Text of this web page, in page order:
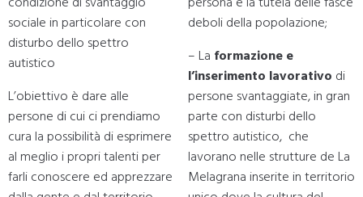
sociale in particolare con
disturbo dello spettro
autistico
L’obiettivo è dare alle
persone di cui ci prendiamo
cura la possibilità di esprimere
al meglio i propri talenti per
farli conoscere ed apprezzare
deboli della popolazione;
– La formazione e
l’inserimento lavorativo di
persone svantaggiate, in gran
parte con disturbi dello
spettro autistico, che
lavorano nelle strutture de La
Melagrana inserite in territorio